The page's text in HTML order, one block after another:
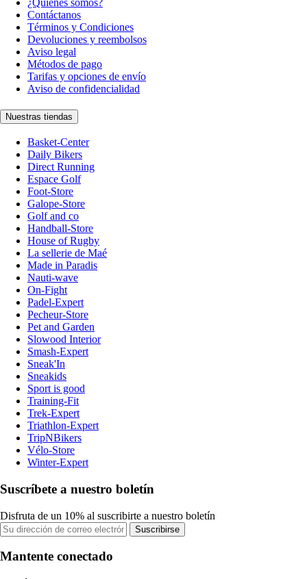
Contáctanos
Términos y Condiciones
Devoluciones y reembolsos
Aviso legal
Métodos de pago
Tarifas y opciones de envío
Aviso de confidencialidad
Nuestras tiendas
Basket-Center
Daily Bikers
Direct Running
Espace Golf
Foot-Store
Galope-Store
Golf and co
Handball-Store
House of Rugby
La sellerie de Maé
Made in Paradis
Nauti-wave
On-Fight
Padel-Expert
Pecheur-Store
Pet and Garden
Slowood Interior
Smash-Expert
Sneak'In
Sneakids
Sport is good
Training-Fit
Trek-Expert
Triathlon-Expert
TripNBikers
Vélo-Store
Winter-Expert
Suscríbete a nuestro boletín
Disfruta de un 10% al suscribirte a nuestro boletín
Suscribirse
Mantente conectado